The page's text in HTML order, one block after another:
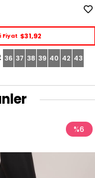
Fiyat $31,92
36 37 38 39 40 42 43
%6